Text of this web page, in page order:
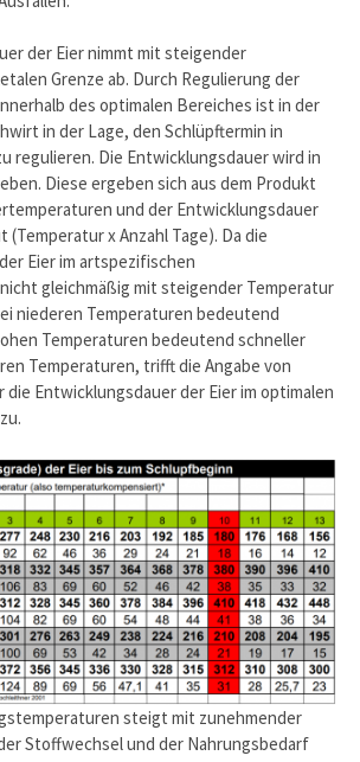
der Eier nimmt mit steigender
Grenze ab. Durch Regulierung der
des optimalen Bereiches ist in der
in der Lage, den Schlüpftermin in
regulieren. Die Entwicklungsdauer wird in
Diese ergeben sich aus dem Produkt
und der Entwicklungsdauer
(Temperatur x Anzahl Tage). Da die
Eier im artspezifischen
gleichmäßig mit steigender Temperatur
niederen Temperaturen bedeutend
Temperaturen bedeutend schneller
Temperaturen, trifft die Angabe von
die Entwicklungsdauer der Eier im optimalen
steigt mit zunehmender
Stoffwechsel und der Nahrungsbedarf